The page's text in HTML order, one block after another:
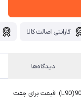
گارانتی اصالت کالا
دیدگاه‌ها
چراغ اسپرت جلو طرح لکسوس قابل نصب بر روی ال90(L90). قیمت برای جفت